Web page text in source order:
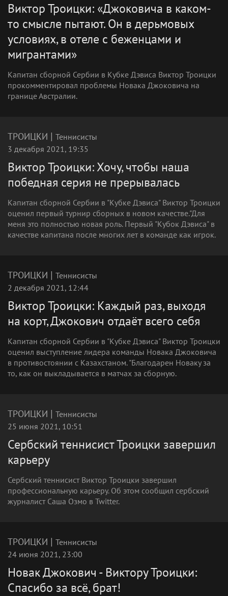
Виктор Троицки: «Джоковича в каком-
то смысле пытают. Он в дерьмовых
условиях, в отеле с беженцами и
мигрантами»
Капитан сборной Сербии в Кубке Дэвиса Виктор Троицки
прокомментировал проблемы Новака Джоковича на
границе Австралии.
ТРОИЦКИ | Теннисисты
3 декабря 2021, 19:35
Виктор Троицки: Хочу, чтобы наша
победная серия не прерывалась
Капитан сборной Сербии в "Кубке Дэвиса" Виктор Троицки
оценил первый турнир сборных в новом качестве."Для
меня это полностью новая роль. Первый "Кубок Дэвиса" в
качестве капитана после многих лет в команде как игрок.
ТРОИЦКИ | Теннисисты
2 декабря 2021, 12:44
Виктор Троицки: Каждый раз, выходя
на корт, Джокович отдаёт всего себя
Капитан сборной Сербии в "Кубке Дэвиса" Виктор Троицки
оценил выступление лидера команды Новака Джоковича
в противостоянии с Казахстаном. "Благодарен Новаку за
то, как он выкладывается в матчах за сборную.
ТРОИЦКИ | Теннисисты
25 июня 2021, 10:51
Сербский теннисист Троицки завершил
карьеру
Сербский теннисист Виктор Троицки завершил
профессиональную карьеру. Об этом сообщил сербский
журналист Саша Озмо в Twitter.
ТРОИЦКИ | Теннисисты
24 июня 2021, 23:00
Новак Джокович - Виктору Троицки:
Спасибо за всё, брат!